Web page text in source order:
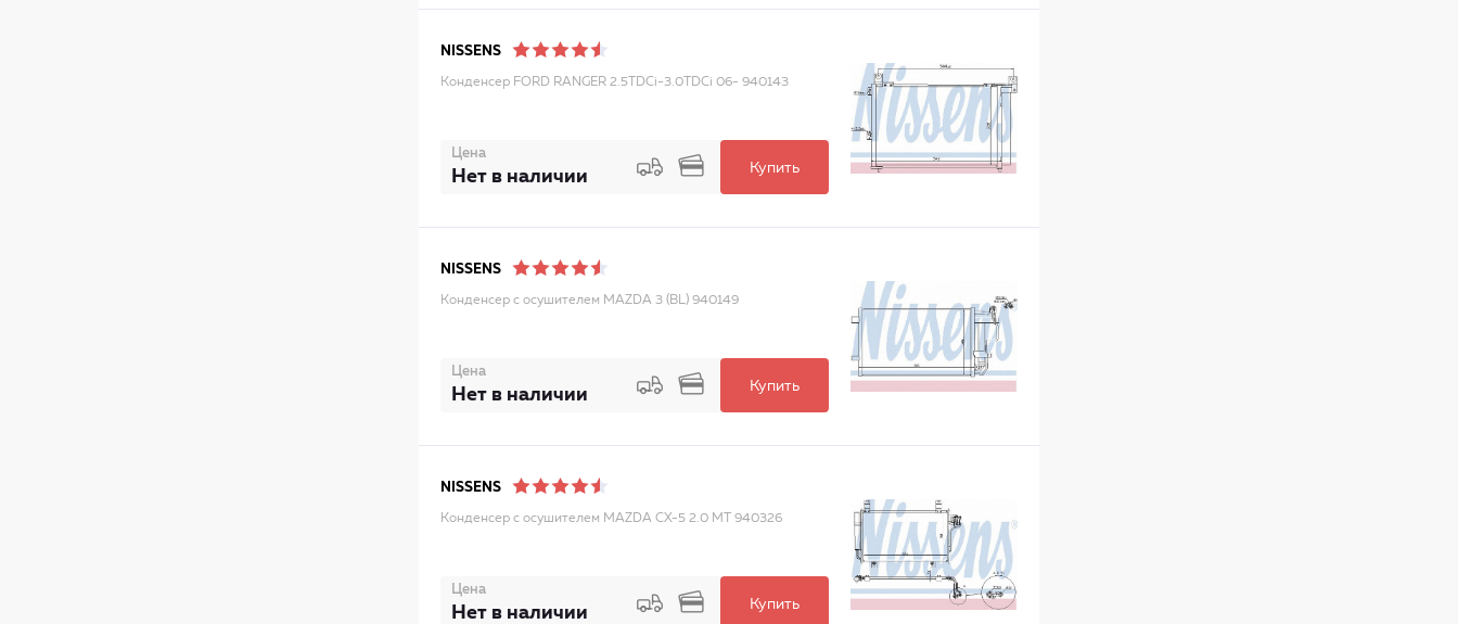
NISSENS
Конденсер FORD RANGER 2.5TDCi-3.0TDCi 06- 940143
Цена
Нет в наличии Купить
NISSENS
Конденсер с осушителем MAZDA 3 (BL) 940149
Цена
Нет в наличии Купить
NISSENS
Конденсер с осушителем MAZDA CX-5 2.0 MT 940326
Цена
Нет в наличии Купить